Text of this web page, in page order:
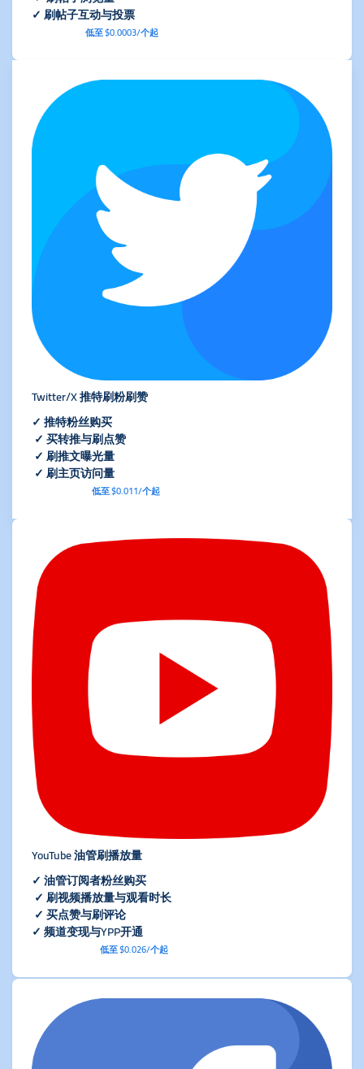
✓ 刷帖子互动与投票
低至 $0.0003/个起
Twitter/X 推特刷粉刷赞
✓ 推特粉丝购买
✓ 买转推与刷点赞
✓ 刷推文曝光量
✓ 刷主页访问量
低至 $0.011/个起
YouTube 油管刷播放量
✓ 油管订阅者粉丝购买
✓ 刷视频播放量与观看时长
✓ 买点赞与刷评论
✓ 频道变现与YPP开通
低至 $0.026/个起